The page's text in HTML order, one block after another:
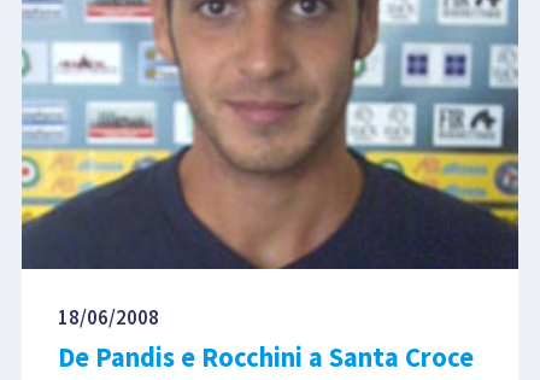
18/06/2008
De Pandis e Rocchini a Santa Croce